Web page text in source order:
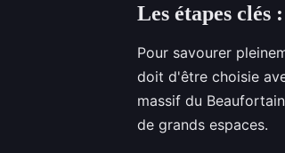
Les étapes clés
Pour savourer
doit d'être choisie
massif du
de grands espaces.